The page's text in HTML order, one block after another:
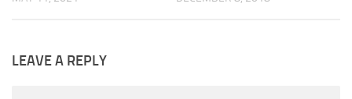
LEAVE A REPLY